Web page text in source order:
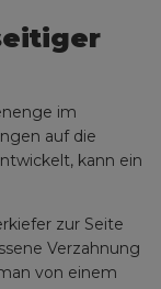
im
auf die
kann ein
zur Seite
Verzahnung
von einem